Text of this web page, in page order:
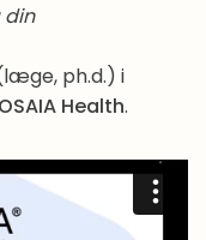
din
ph.d.) i
Health.